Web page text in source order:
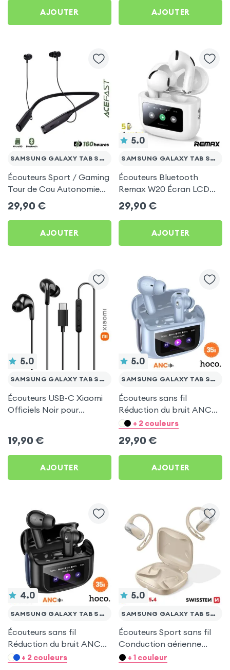
Tab S7 FE
AJOUTER AJOUTER
SAMSUNG GALAXY TAB S7 FE
Écouteurs Sport / Gaming
Tour de Cou Autonomie
160h Acefast pour
Samsung Galaxy Tab S7
FE
29,90 €
AJOUTER
5.0
SAMSUNG GALAXY TAB S7 FE
Écouteurs Bluetooth
Remax W20 Écran LCD
Full-Color pour Samsung
Galaxy Tab S7 FE
29,90 €
AJOUTER
5.0
SAMSUNG GALAXY TAB S7 FE
Écouteurs USB-C Xiaomi
Officiels Noir pour
19,90 €
AJOUTER
5.0
SAMSUNG GALAXY TAB S7 FE
Écouteurs sans fil
Réduction du bruit ANC
ENC - Hoco Bleu pour
FE
+ 2 couleurs
29,90 €
AJOUTER
4.0
SAMSUNG GALAXY TAB S7 FE
Écouteurs sans fil
Réduction du bruit ANC
ENC - Hoco Noir pour
+ 2 couleurs
5.0
SAMSUNG GALAXY TAB S7 FE
Écouteurs Sport sans fil
Conduction aérienne
Swissten Run Beige pour
+ 1 couleur